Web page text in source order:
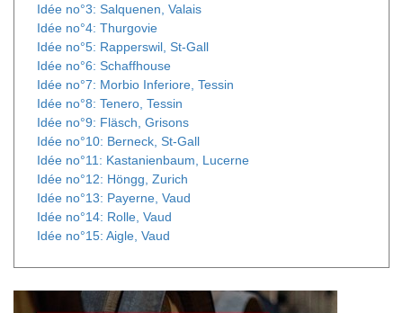
Idée no°3: Salquenen, Valais
Idée no°4: Thurgovie
Idée no°5: Rapperswil, St-Gall
Idée no°6: Schaffhouse
Idée no°7: Morbio Inferiore, Tessin
Idée no°8: Tenero, Tessin
Idée no°9: Fläsch, Grisons
Idée no°10: Berneck, St-Gall
Idée no°11: Kastanienbaum, Lucerne
Idée no°12: Höngg, Zurich
Idée no°13: Payerne, Vaud
Idée no°14: Rolle, Vaud
Idée no°15: Aigle, Vaud